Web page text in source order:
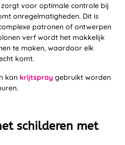
zorgt voor optimale controle bij
onregelmatigheden. Dit is
patronen of ontwerpen
verf wordt het makkelijk
te maken, waardoor elk
komt.
kan krijtspray gebruikt worden
schilderen met